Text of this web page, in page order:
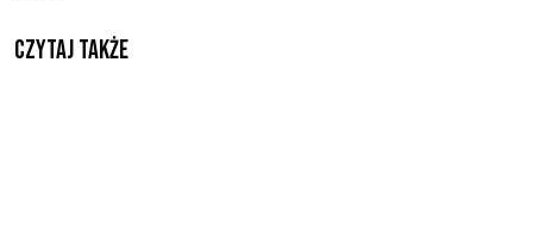
Czytaj także